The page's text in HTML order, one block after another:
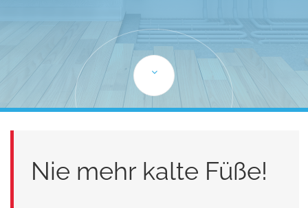
Nie mehr kalte Füße!